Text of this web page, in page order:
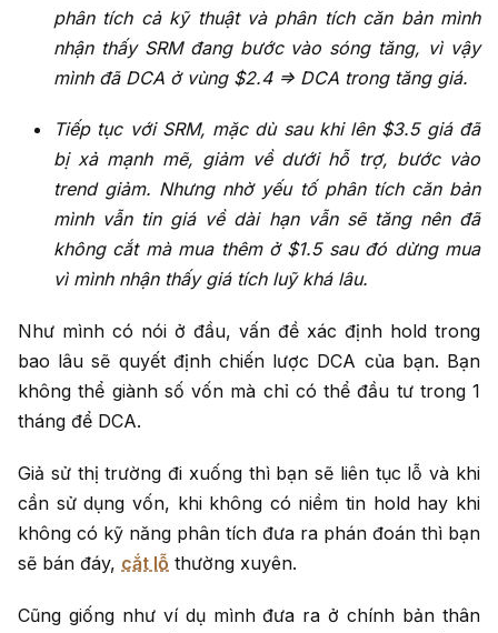
phân tích cả kỹ thuật và phân tích căn bản mình
nhận thấy SRM đang bước vào sóng tăng, vì vậy
mình đã DCA ở vùng $2.4 => DCA trong tăng giá.
Tiếp tục với SRM, mặc dù sau khi lên $3.5 giá đã
bị xả mạnh mẽ, giảm về dưới hỗ trợ, bước vào
trend giảm. Nhưng nhờ yếu tố phân tích căn bản
mình vẫn tin giá về dài hạn vẫn sẽ tăng nên đã
không cắt mà mua thêm ở $1.5 sau đó dừng mua
vì mình nhận thấy giá tích luỹ khá lâu.
Như mình có nói ở đầu, vấn đề xác định hold trong
bao lâu sẽ quyết định chiến lược DCA của bạn. Bạn
không thể giành số vốn mà chỉ có thể đầu tư trong 1
tháng để DCA.
Giả sử thị trường đi xuống thì bạn sẽ liên tục lỗ và khi
cần sử dụng vốn, khi không có niềm tin hold hay khi
không có kỹ năng phân tích đưa ra phán đoán thì bạn
sẽ bán đáy, cắt lỗ thường xuyên.
Cũng giống như ví dụ mình đưa ra ở chính bản thân